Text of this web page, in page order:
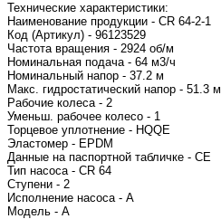
Технические характеристики:
Наименование продукции - CR 64-2-1
Код (Артикул) - 96123529
Частота вращения - 2924 об/м
Номинальная подача - 64 м3/ч
Номинальный напор - 37.2 м
Макс. гидростатический напор - 51.3 м
Рабочие колеса - 2
Уменьш. рабочее колесо - 1
Торцевое уплотнение - HQQE
Эластомер - EPDM
Данные на паспортной табличке - CE
Тип насоса - CR 64
Ступени - 2
Исполнение насоса - A
Модель - A